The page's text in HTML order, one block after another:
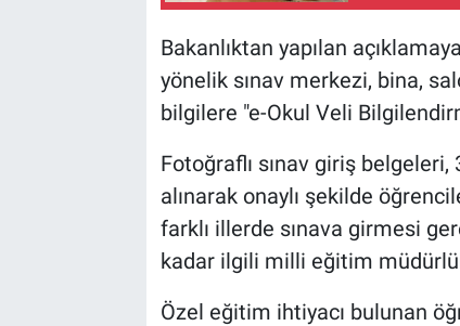
Bakanlıktan yapılan
yönelik sınav merkezi, bina,
bilgilere "e-Okul Veli
Fotoğraflı sınav giriş
alınarak onaylı şekilde
farklı illerde sınava girmesi
kadar ilgili milli eğitim
Özel eğitim ihtiyacı bulunan